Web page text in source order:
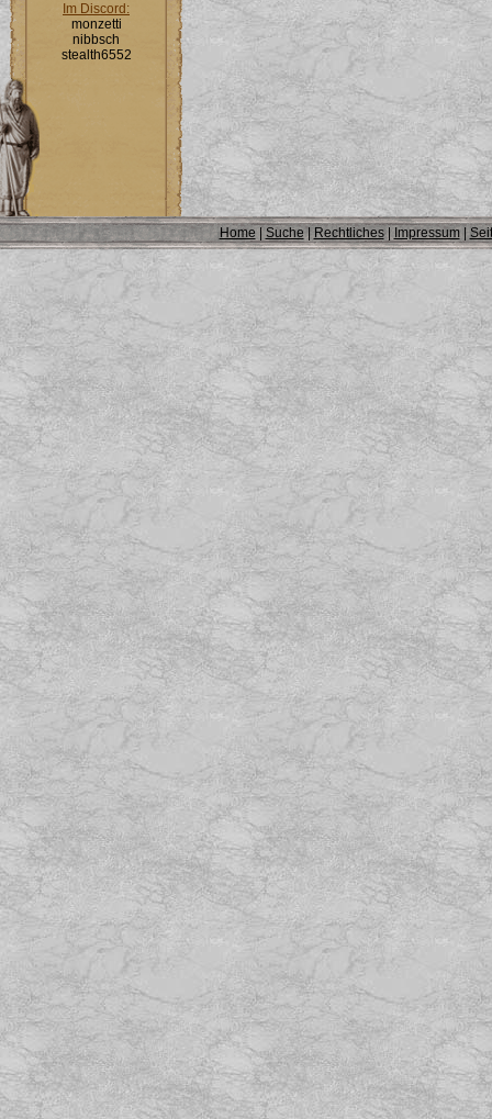
Im Discord:
monzetti
nibbsch
stealth6552
Home| Suche | Rechtliches| Impressum|